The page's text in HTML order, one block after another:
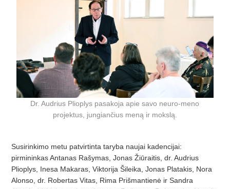
Dr. Audrius Plioplys pasakoja apie savo neuro-meno
projektus, jungiančius meną ir mokslą.
Susirinkimo metu patvirtinta taryba naujai kadencijai:
pirmininkas Antanas Rašymas, Jonas Žiūraitis, dr. Audrius
Plioplys, Inesa Makaras, Viktorija Šileika, Jonas Platakis, Nora
Alonso, dr. Robertas Vitas, Rima Prišmantienė ir Sandra